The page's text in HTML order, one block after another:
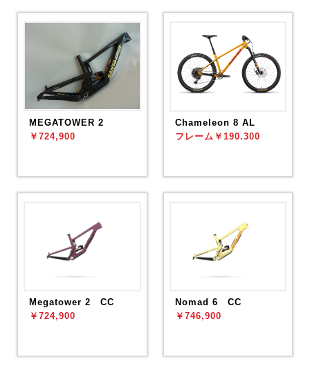
MEGATOWER 2
￥724,900
Chameleon 8 AL
フレーム￥190.300
Megatower 2 CC
￥724,900
Nomad 6 CC
￥746,900